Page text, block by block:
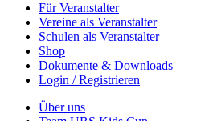
Für Veranstalter
Vereine als Veranstalter
Schulen als Veranstalter
Shop
Dokumente & Downloads
Login / Registrieren
Über uns